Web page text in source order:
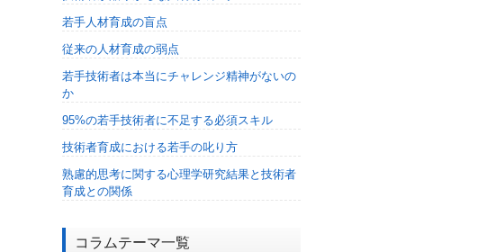
若手人材育成の盲点
従来の人材育成の弱点
若手技術者は本当にチャレンジ精神がないの
か
95%の若手技術者に不足する必須スキル
技術者育成における若手の叱り方
熟慮的思考に関する心理学研究結果と技術者
育成との関係
コラムテーマ一覧